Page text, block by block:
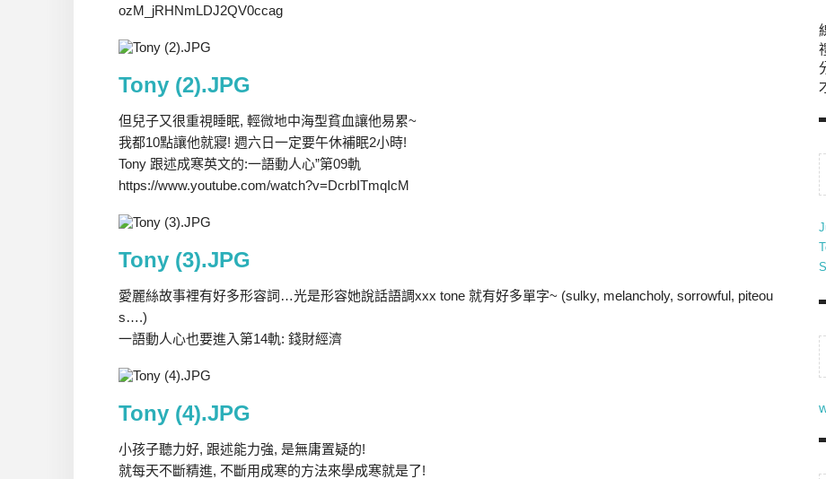
ozM_jRHNmLDJ2QV0ccag
Tony (2).JPG
但兒子又很重視睡眠, 輕微地中海型貧血讓他易累~
我都10點讓他就寢! 週六日一定要午休補眠2小時!
Tony 跟述成寒英文的:一語動人心”第09軌
https://www.youtube.com/watch?v=DcrbITmqIcM
Tony (3).JPG
愛麗絲故事裡有好多形容詞…光是形容她說話語調xxx tone 就有好多單字~ (sulky, melancholy, sorrowful, piteou
s….)
一語動人心也要進入第14軌: 錢財經濟
Tony (4).JPG
小孩子聽力好, 跟述能力強, 是無庸置疑的!
就每天不斷精進, 不斷用成寒的方法來學成寒就是了!